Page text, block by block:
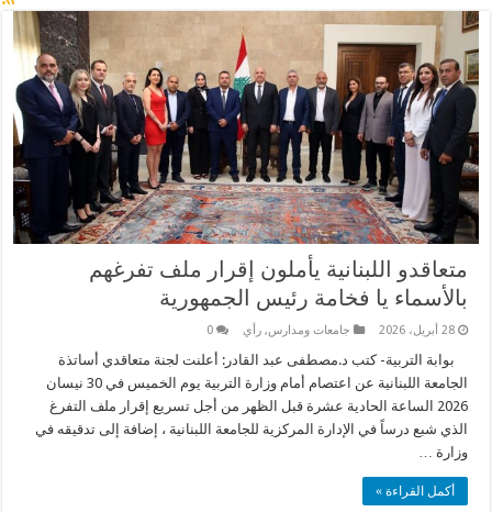
متعاقدو اللبنانية يأملون إقرار ملف تفرغهم
بالأسماء يا فخامة رئيس الجمهورية
28 أبريل، 2026 جامعات ومدارس,رأي 0
بوابة التربية- كتب د.مصطفى عبد القادر: أعلنت لجنة متعاقدي أساتذة
الجامعة اللبنانية عن اعتصام أمام وزارة التربية يوم الخميس في 30 نيسان
2026 الساعة الحادية عشرة قبل الظهر من أجل تسريع إقرار ملف التفرغ
الذي شبع درساً في الإدارة المركزية للجامعة اللبنانية ، إضافة إلى تدقيقه في
وزارة …
أكمل القراءة »